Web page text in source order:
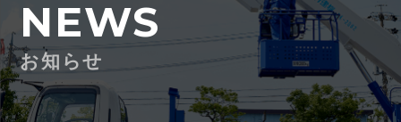
NEWS
お知らせ